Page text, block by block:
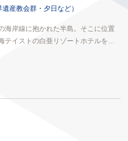
産教会群・夕日など）
海岸線に抱かれた半島。そこに位置
テイストの白亜リゾートホテルをは